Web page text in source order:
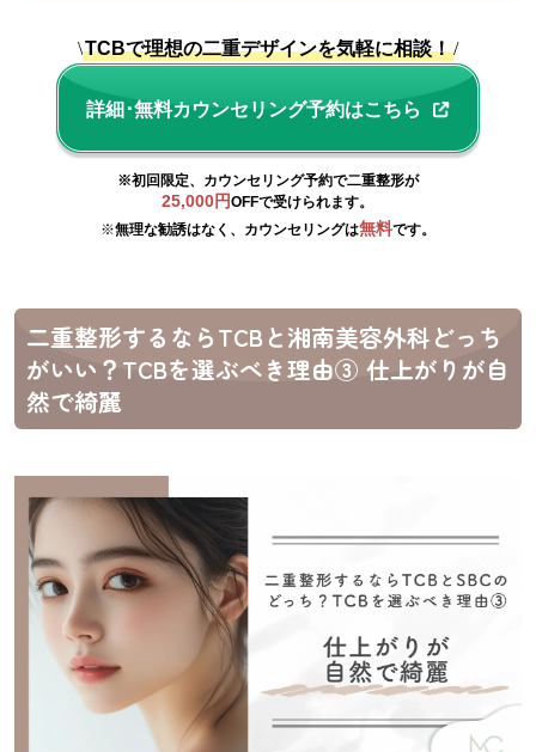
\TCBで理想の二重デザインを気軽に相談！/
詳細･無料カウンセリング予約はこちら
※初回限定、カウンセリング予約で二重整形が
25,000円OFFで受けられます。
※無理な勧誘はなく、カウンセリングは無料です。
二重整形するならTCBと湘南美容外科どっち
がいい？TCBを選ぶべき理由③ 仕上がりが自
然で綺麗